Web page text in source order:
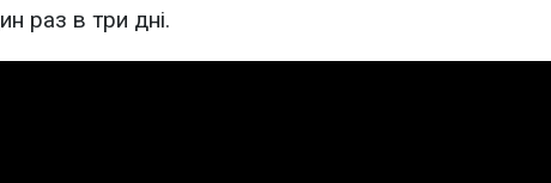
раз в три дні.